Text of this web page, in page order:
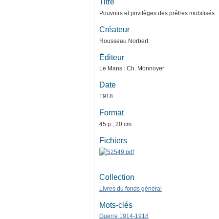
Titre
Pouvoirs et privilèges des prêtres
Créateur
Rousseau Norbert
Éditeur
Le Mans : Ch. Monnoyer
Date
1918
Format
45 p.; 20 cm.
Fichiers
Collection
Livres du fonds général
Mots-clés
Guerre 1914-1918